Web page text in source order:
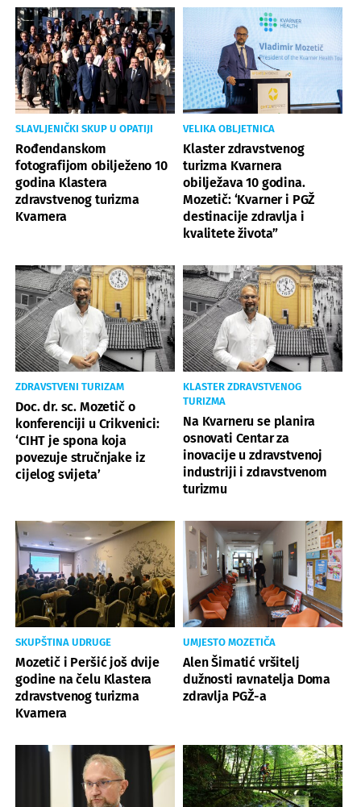
SLAVLJENIČKI SKUP U OPATIJI
Rođendanskom
fotografijom obilježeno 10
godina Klastera
zdravstvenog turizma
Kvarnera
VELIKA OBLJETNICA
Klaster zdravstvenog
turizma Kvarnera
obilježava 10 godina.
Mozetič: ‘Kvarner i PGŽ
destinacije zdravlja i
kvalitete života”
ZDRAVSTVENI TURIZAM
Doc. dr. sc. Mozetič o
konferenciji u Crikvenici:
‘CIHT je spona koja
povezuje stručnjake iz
cijelog svijeta’
KLASTER ZDRAVSTVENOG
TURIZMA
Na Kvarneru se planira
osnovati Centar za
inovacije u zdravstvenoj
industriji i zdravstvenom
turizmu
SKUPŠTINA UDRUGE
Mozetič i Peršić još dvije
godine na čelu Klastera
zdravstvenog turizma
Kvarnera
UMJESTO MOZETIČA
Alen Šimatić vršitelj
dužnosti ravnatelja Doma
zdravlja PGŽ-a